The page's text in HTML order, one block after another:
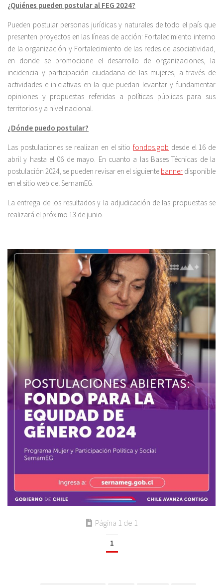
¿Quiénes pueden postular al FEG 2024?
Pueden postular personas jurídicas y naturales de todo el país que
presenten proyectos en las líneas de acción: Fortalecimiento interno
de la organización y Fortalecimiento de las redes de asociatividad,
en donde se promocione el desarrollo de organizaciones, la
incidencia y participación ciudadana de las mujeres, a través de
actividades e iniciativas en la que puedan levantar y fundamentar
opiniones y propuestas referidas a políticas públicas para sus
territorios y a nivel nacional.
¿Dónde puedo postular?
Las postulaciones se realizan en el sitiofondos.gob desde el 16 de
abril y hasta el 06 de mayo. En cuanto a las Bases Técnicas de la
postulación 2024, se pueden revisar en el siguiente banner disponible
en el sitio web del SernamEG.
La entrega de los resultados y la adjudicación de las propuestas se
realizará el próximo 13 de junio.
Página 1 de 1
1